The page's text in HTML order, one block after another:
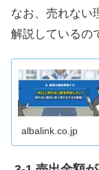
なお、売れない
解説しているの
albalink.co.jp